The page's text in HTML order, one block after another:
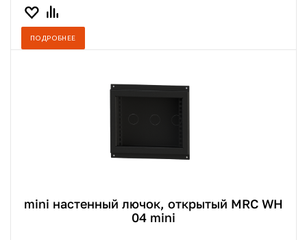
ПОДРОБНЕЕ
mini настенный лючок, открытый MRC WH
04 mini